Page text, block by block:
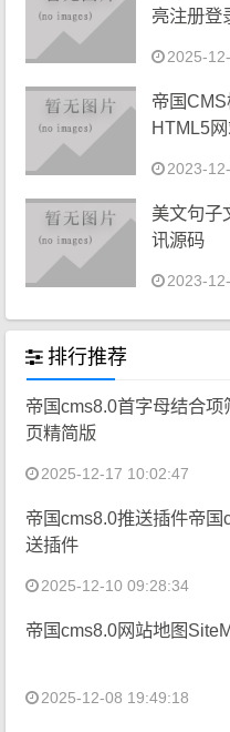
亮注册登
2025-
帝国
HTML5
2023-
美文句子
讯源码
2023-
排行推荐
帝国cms8.0首字母结合项
页精简版
2025-12-17 10:02:47
帝国cms8.0推送插件帝国
送插件
2025-12-10 09:28:34
帝国cms8.0网站地图
2025-12-08 19:49:18